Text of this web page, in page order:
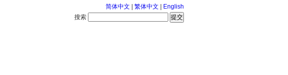
简体中文 繁体中文
English
搜索